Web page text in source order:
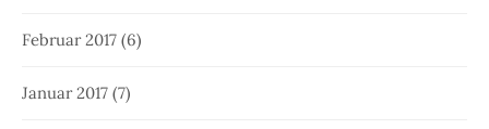
Februar 2017 (6)
Januar 2017 (7)